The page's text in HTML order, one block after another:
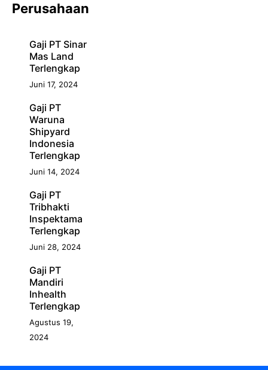
Perusahaan
Gaji PT Sinar
Mas Land
Terlengkap
Juni 17, 2024
Gaji PT
Waruna
Shipyard
Indonesia
Terlengkap
Juni 14, 2024
Gaji PT
Tribhakti
Inspektama
Terlengkap
Juni 28, 2024
Gaji PT
Mandiri
Inhealth
Terlengkap
Agustus 19,
2024